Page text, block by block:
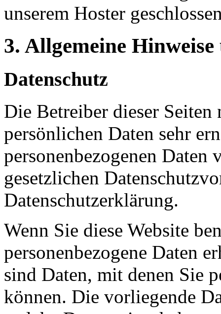
unserem Hoster
3. Allgemeine
Datenschutz
Die Betreiber dieser Seiten
persönlichen Daten sehr
personenbezogenen Daten
gesetzlichen
Datenschutzerklärung.
Wenn Sie diese Website
personenbezogene Daten
sind Daten, mit denen Sie
können. Die vorliegende